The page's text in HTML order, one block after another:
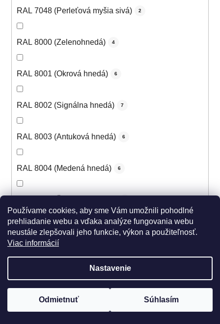
Používame cookies, aby sme Vám umožnili pohodlné
prehliadanie webu a vďaka analýze fungovania webu
neustále zlepšovali jeho funkcie, výkon a použiteľnosť.
Viac informácií
Nastavenie
Odmietnuť Súhlasím
RAL 7048 (Perleťová myšia sivá) 2
RAL 8000 (Zelenohnedá) 4
RAL 8001 (Okrová hnedá) 6
RAL 8002 (Signálna hnedá) 7
RAL 8003 (Antuková hnedá) 6
RAL 8004 (Medená hnedá) 6
RAL 8008 (Olivová hnedá) 5
RAL 8012 (Červenohnedá)